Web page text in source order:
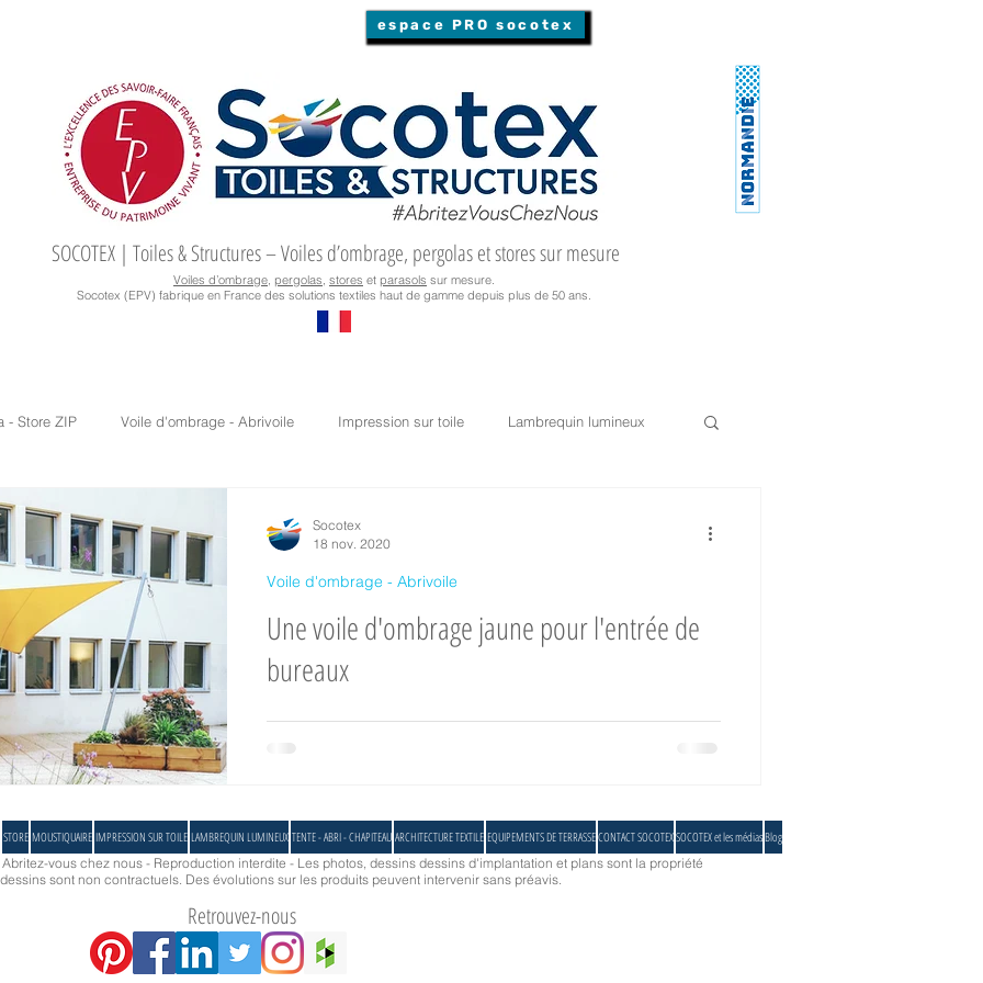
espace PRO socotex
SOCOTEX | Toiles & Structures – Voiles d’ombrage, pergolas et stores sur mesure
Voiles d’ombrage, pergolas, stores et parasols sur mesure.
Socotex (EPV) fabrique en France des solutions textiles haut de gamme depuis plus de 50 ans.
- Store ZIP Voile d'ombrage - Abrivoile Impression sur toile Lambrequin lumineux
textile
Parasol
Protection solaire sur mesure
toiles en intérieur Les toiles en extérieur
♻️ Partenariats & Collaborations Innovation & Savoir-faire
Une voile d'ombrage jaune pour l'entrée de
bureaux
Voile d'ombrage, Abrivoile, en précontraint 502, protégez
Voile d'ombrage - Abrivoile
Socotex
18 nov. 2020
STORE MOUSTIQUAIRE IMPRESSION SUR TOILE LAMBREQUIN LUMINEUX TENTE - ABRI - CHAPITEAU ARCHITECTURE TEXTILE EQUIPEMENTS DE TERRASSECONTACT SOCOTEXSOCOTEX et les médiasBlog
vous chez nous - Reproduction interdite - Les photos, dessins dessins d'implantation et plans sont la propriété
sont non contractuels. Des évolutions sur les produits peuvent intervenir sans préavis.
Retrouvez-nous